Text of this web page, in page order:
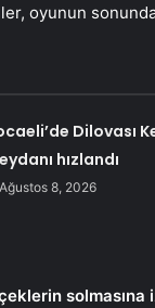
oyunun
Dilovası
hızlandı
Ağustos 8, 2026